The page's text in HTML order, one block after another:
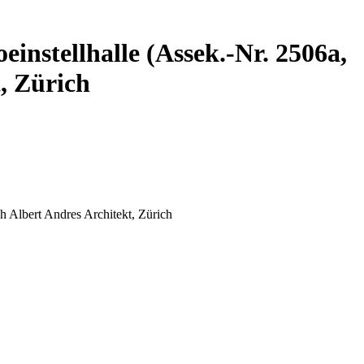
(Assek.-Nr. 2506a,
Zürich
Albert Andres Architekt, Zürich